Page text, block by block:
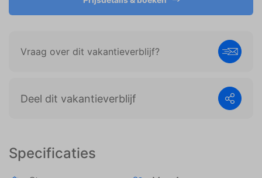
Specificaties
Vraag over dit vakantieverblijf?
Deel dit vakantieverblijf
weergeven die zijn afgestemd op en relevant zijn
voor de individuele gebruiker. Deze advertenties